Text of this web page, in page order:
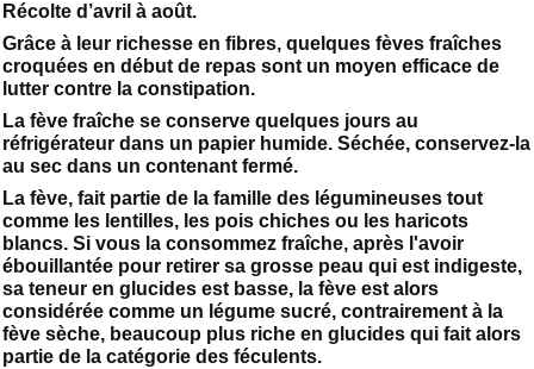
Récolte d’avril à août.
Grâce à leur richesse en fibres, quelques fèves fraîches
croquées en début de repas sont un moyen efficace de
lutter contre la constipation.
La fève fraîche se conserve quelques jours au
réfrigérateur dans un papier humide. Séchée, conservez-la
au sec dans un contenant fermé.
La fève, fait partie de la famille des légumineuses tout
comme les lentilles, les pois chiches ou les haricots
blancs. Si vous la consommez fraîche, après l'avoir
ébouillantée pour retirer sa grosse peau qui est indigeste,
sa teneur en glucides est basse, la fève est alors
considérée comme un légume sucré, contrairement à la
fève sèche, beaucoup plus riche en glucides qui fait alors
partie de la catégorie des féculents.